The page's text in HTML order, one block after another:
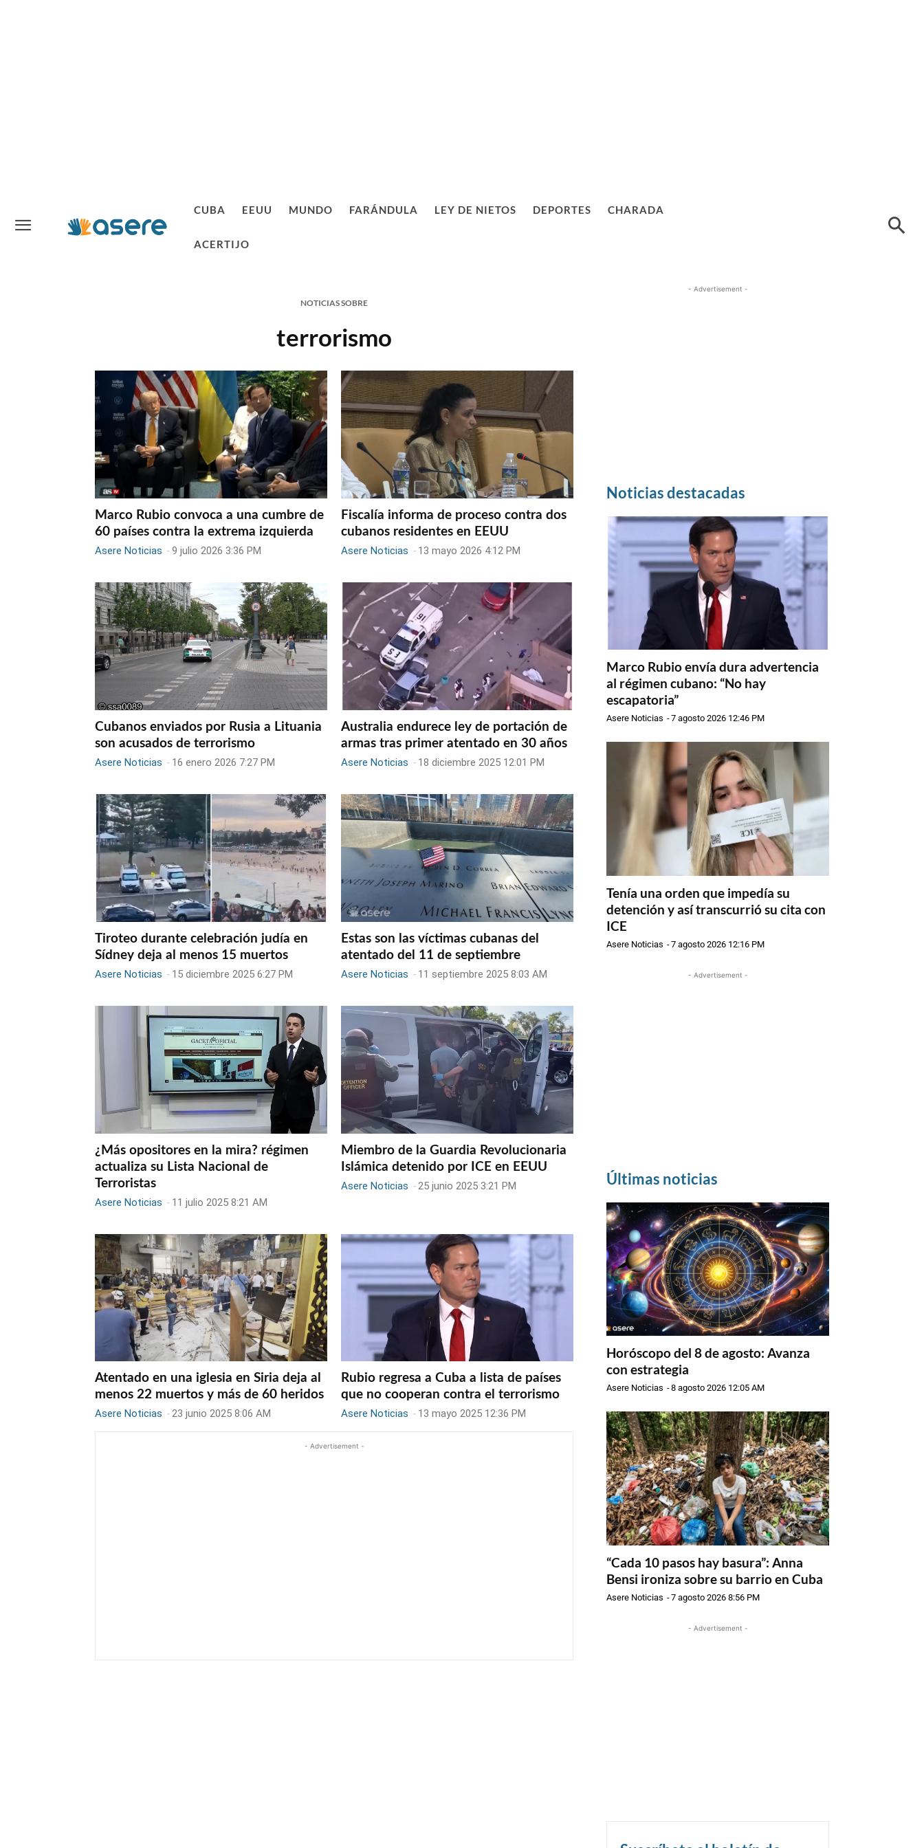
CUBA EEUU MUNDO FARÁNDULA LEY DE NIETOS DEPORTES CHARADA
ACERTIJO
NOTICIAS SOBRE
terrorismo
Marco Rubio convoca a una cumbre de
60 países contra la extrema izquierda
Asere Noticias -9 julio 2026 3:36 PM
Fiscalía informa de proceso contra dos
cubanos residentes en EEUU
Asere Noticias - 13 mayo 2026 4:12 PM
Cubanos enviados por Rusia a Lituania
son acusados de terrorismo
Asere Noticias - 16 enero 2026 7:27 PM
Australia endurece ley de portación de
armas tras primer atentado en 30 años
Asere Noticias - 18 diciembre 2025 12:01 PM
Tiroteo durante celebración judía en
Sídney deja al menos 15 muertos
Asere Noticias - 15 diciembre 2025 6:27 PM
Estas son las víctimas cubanas del
atentado del 11 de septiembre
Asere Noticias - 11 septiembre 2025 8:03 AM
¿Más opositores en la mira? régimen
actualiza su Lista Nacional de
Terroristas
Asere Noticias - 11 julio 2025 8:21 AM
Miembro de la Guardia Revolucionaria
Islámica detenido por ICE en EEUU
Asere Noticias - 25 junio 2025 3:21 PM
Atentado en una iglesia en Siria deja al
menos 22 muertos y más de 60 heridos
Asere Noticias -23 junio 2025 8:06 AM
Rubio regresa a Cuba a lista de países
que no cooperan contra el terrorismo
Asere Noticias - 13 mayo 2025 12:36 PM
- Advertisement -
- Advertisement -
Noticias destacadas
Marco Rubio envía dura advertencia
al régimen cubano: “No hay
escapatoria”
Asere Noticias -7 agosto 2026 12:46 PM
Tenía una orden que impedía su
detención y así transcurrió su cita con
ICE
Asere Noticias -7 agosto 2026 12:16 PM
- Advertisement -
Últimas noticias
Horóscopo del 8 de agosto: Avanza
con estrategia
Asere Noticias -8 agosto 2026 12:05 AM
“Cada 10 pasos hay basura”: Anna
Bensi ironiza sobre su barrio en Cuba
Asere Noticias -7 agosto 2026 8:56 PM
- Advertisement -